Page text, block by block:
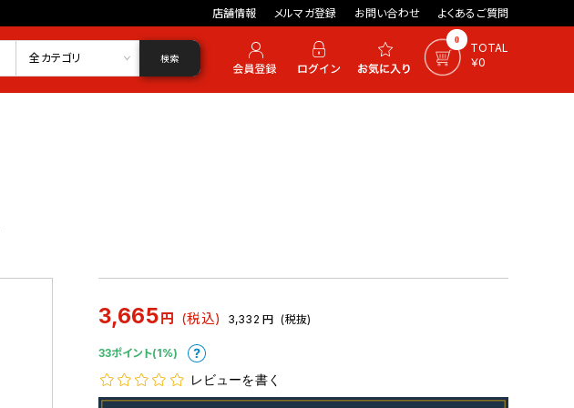
店舗情報 メルマガ登録 お問い合わせ よくあるご質問
0
TOTAL
￥0
全カテゴリ 検索
3,665円 (税込) 3,332 円 (税抜)
33ポイント(1%)
レビューを書く